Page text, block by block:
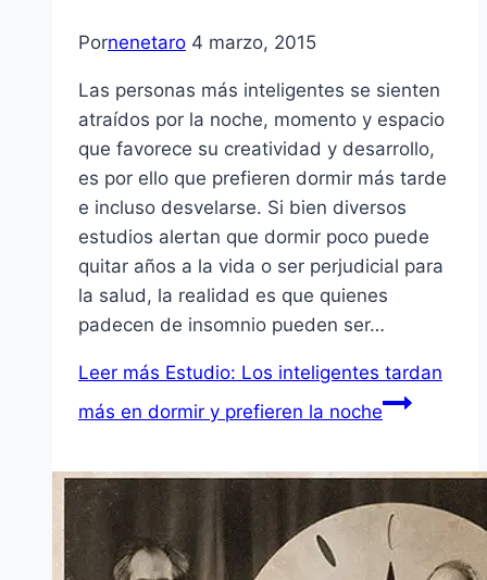
Pornenetaro 4 marzo, 2015
Las personas más inteligentes se sienten
atraídos por la noche, momento y espacio
que favorece su creatividad y desarrollo,
es por ello que prefieren dormir más tarde
e incluso desvelarse. Si bien diversos
estudios alertan que dormir poco puede
quitar años a la vida o ser perjudicial para
la salud, la realidad es que quienes
padecen de insomnio pueden ser…
Leer más Estudio: Los inteligentes tardan
más en dormir y prefieren la noche